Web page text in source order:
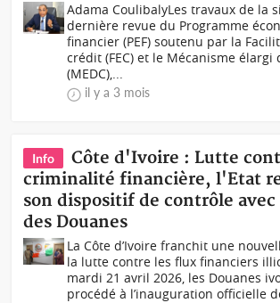
Adama CoulibalyLes travaux de la
dernière revue du Programme
financier (PEF) soutenu par la
crédit (FEC) et le Mécanisme élargi
(MEDC),...
il y a 3 mois
Info
Côte d'Ivoire : Lutte
criminalité financière, l'Etat
son dispositif de contrôle avec
des Douanes
La Côte d’Ivoire franchit une
la lutte contre les flux financiers
mardi 21 avril 2026, les Douanes
procédé à l’inauguration officielle